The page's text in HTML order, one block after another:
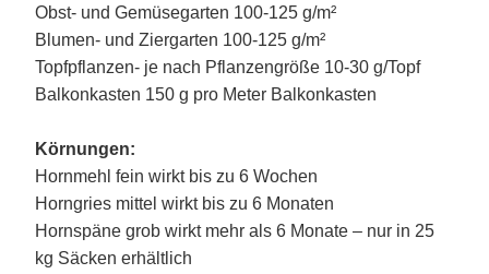
Obst- und Gemüsegarten 100-125 g/m²
Blumen- und Ziergarten 100-125 g/m²
Topfpflanzen- je nach Pflanzengröße 10-30 g/Topf
Balkonkasten 150 g pro Meter Balkonkasten
Körnungen:
Hornmehl fein wirkt bis zu 6 Wochen
Horngries mittel wirkt bis zu 6 Monaten
Hornspäne grob wirkt mehr als 6 Monate – nur in 25
kg Säcken erhältlich